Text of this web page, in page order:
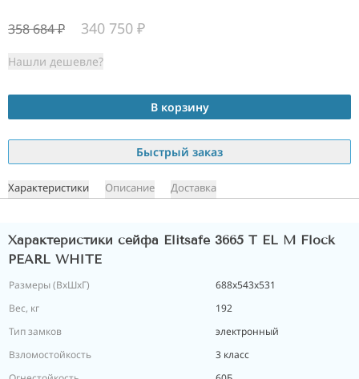
358 684₽ 340 750 ₽
Нашли дешевле?
В корзину
Быстрый заказ
Характеристики Описание Доставка
Характеристики сейфа Elitsafe 3665 T EL M Flock
PEARL WHITE
Размеры (ВxШxГ)
688х543х531
Вес, кг
192
Тип замков
электронный
Взломостойкость
3 класс